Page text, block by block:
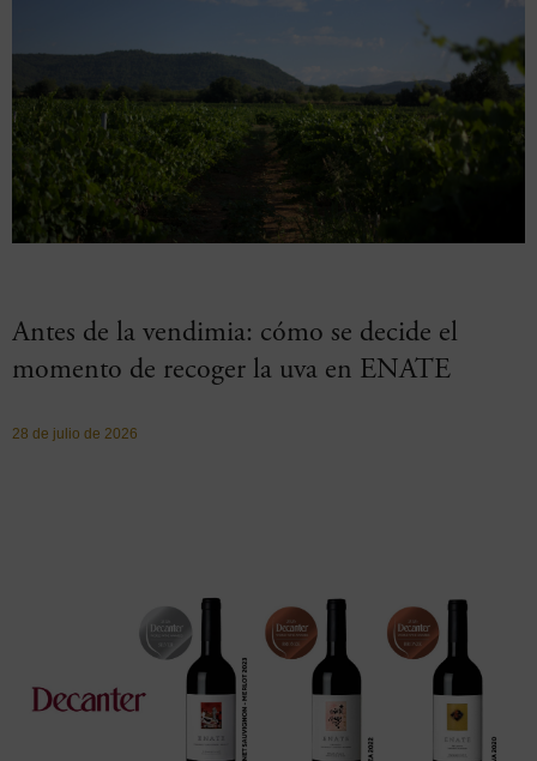
Antes de la vendimia: cómo se decide el
momento de recoger la uva en ENATE
28 de julio de 2026